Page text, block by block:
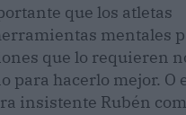
que los atletas
mentales
que lo requieren
para hacerlo mejor. O
insistente Rubén